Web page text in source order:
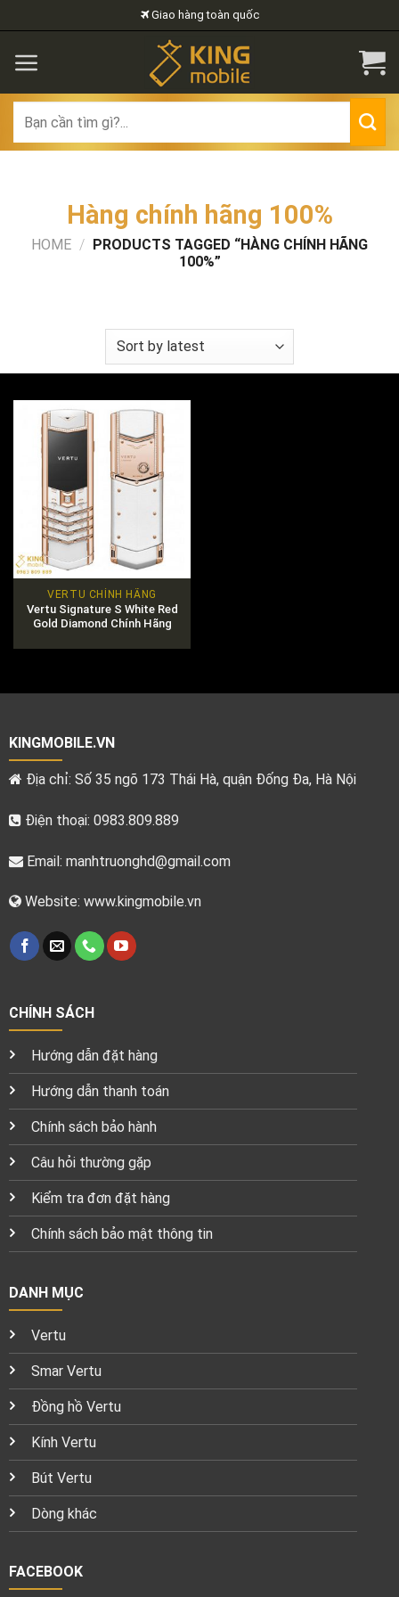
to
content
Giao hàng toàn quốc
for:
Hàng chính hãng 100%
HOME / PRODUCTS TAGGED “HÀNG CHÍNH HÃNG
100%”
VERTU CHÍNH HÃNG
Vertu Signature S White Red
Gold Diamond Chính Hãng
KINGMOBILE.VN
Địa chỉ: Số 35 ngõ 173 Thái Hà, quận Đống Đa, Hà Nội
Điện thoại: 0983.809.889
Email: manhtruonghd@gmail.com
Website: www.kingmobile.vn
CHÍNH SÁCH
Hướng dẫn đặt hàng
Hướng dẫn thanh toán
Chính sách bảo hành
Câu hỏi thường gặp
Kiểm tra đơn đặt hàng
Chính sách bảo mật thông tin
DANH MỤC
Vertu
Smar Vertu
Đồng hồ Vertu
Kính Vertu
Bút Vertu
Dòng khác
FACEBOOK